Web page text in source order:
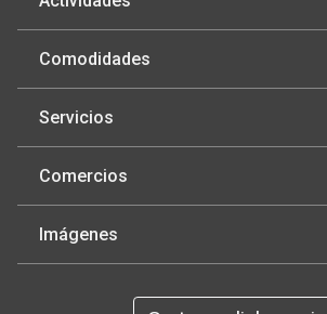
Comodidades
Servicios
Comercios
Imágenes